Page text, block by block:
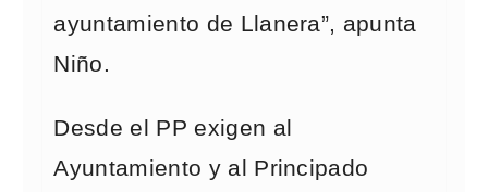
ayuntamiento de Llanera”, apunta
Niño.
Desde el PP exigen al
Ayuntamiento y al Principado